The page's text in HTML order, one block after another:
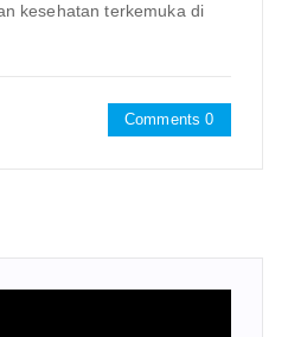
kesehatan terkemuka di
Comments 0